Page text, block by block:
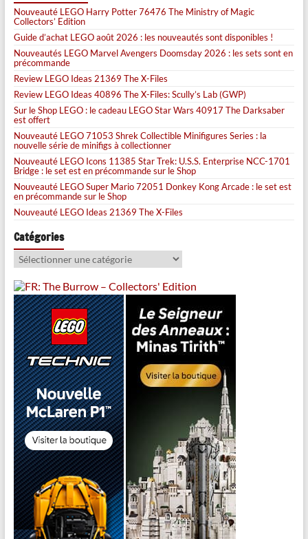
Nouveauté LEGO Harry Potter 76476 The Ministry of Magic
Collectors’ Edition
Guide d’achat LEGO août 2026 : les nouveautés sont disponibles !
Nouveautés LEGO Marvel Avengers Doomsday 2026 : les sets sont en
précommande
Review LEGO Ideas 21369 The X-Files
Review LEGO Ideas 40896 The X-Files: Scully’s Lab (GWP)
Sur le Shop LEGO : le cadeau LEGO Star Wars 40917 The Darksaber
est offert
Nouveauté LEGO 71053 Shrek Collectible Minifigures Series : la
nouvelle série de minifigs à collectionner
Nouveauté LEGO Icons 11385 Star Trek: U.S.S. Enterprise NCC-1701
Bridge : le set est en précommande sur le Shop
Nouveauté LEGO Super Mario 72051 Donkey Kong Arcade : le set est
en précommande sur le Shop
Nouveauté LEGO Ideas 21369 The X-Files
Catégories
Catégories